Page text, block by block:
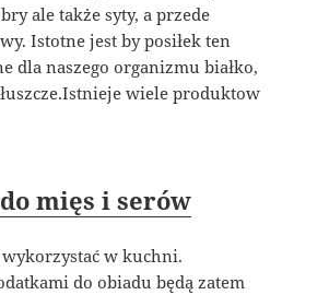
ale także syty, a przede
Istotne jest by posiłek ten
dla naszego organizmu białko,
wiele produktow
mięs i serów
w kuchni.
do obiadu będą zatem